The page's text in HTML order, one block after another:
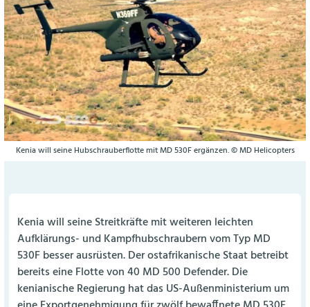
Kenia will seine Hubschrauberflotte mit MD 530F ergänzen. © MD Helicopters
Kenia will seine Streitkräfte mit weiteren leichten
Aufklärungs- und Kampfhubschraubern vom Typ MD
530F besser ausrüsten. Der ostafrikanische Staat betreibt
bereits eine Flotte von 40 MD 500 Defender. Die
kenianische Regierung hat das US-Außenministerium um